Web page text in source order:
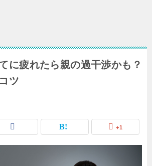
に疲れたら親の過干渉かも？
ツ
+1